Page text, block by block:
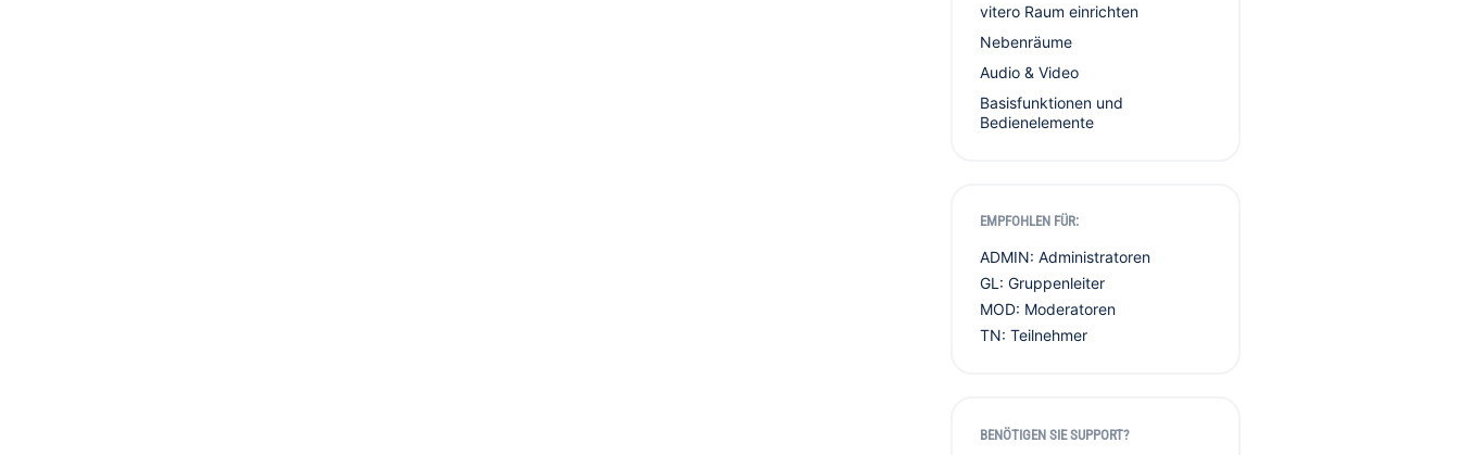
vitero Raum einrichten
Nebenräume
Audio & Video
Basisfunktionen und
Bedienelemente
EMPFOHLEN FÜR:
ADMIN: Administratoren
GL: Gruppenleiter
MOD: Moderatoren
TN: Teilnehmer
BENÖTIGEN SIE SUPPORT?